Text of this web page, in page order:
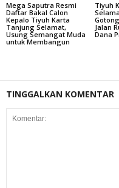
Mega Saputra Resmi
Daftar Bakal Calon
Kepalo Tiyuh Karta
Tanjung Selamat,
Usung Semangat Muda
untuk Membangun
Tiyuh
Jalan
Dana
TINGGALKAN KOMENTAR